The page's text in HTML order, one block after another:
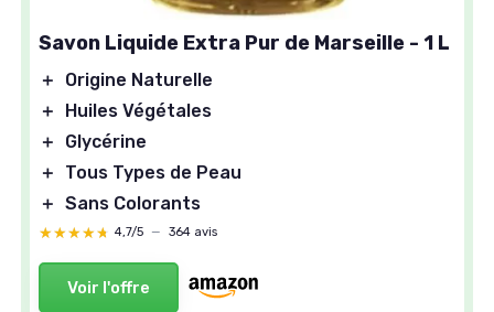
Savon Liquide Extra Pur de Marseille - 1 L
＋
Origine Naturelle
＋
Huiles Végétales
＋
Glycérine
＋
Tous Types de Peau
＋ Sans Colorants
★★★★★
★★★★★ 4,7/5 — 364 avis
Voir l'offre